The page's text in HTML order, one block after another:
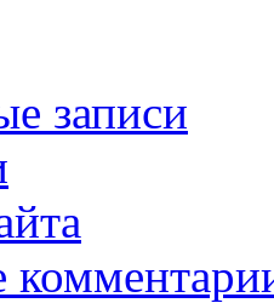
записи